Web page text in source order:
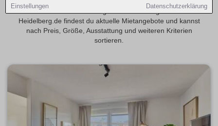
Einstellungen Datenschutzerklärung
Paaren und Berufstätigen. Auf Wohnungsmarkt-
Heidelberg.de findest du aktuelle Mietangebote und kannst
nach Preis, Größe, Ausstattung und weiteren Kriterien
sortieren.